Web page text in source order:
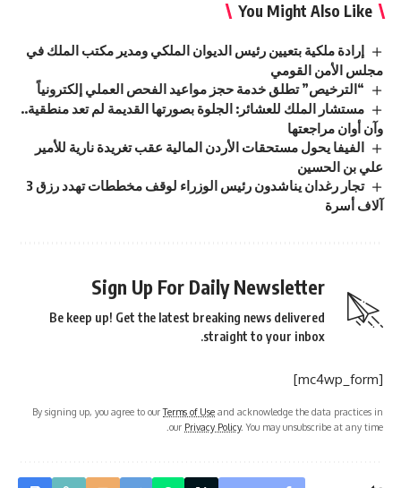
You Might Also Like
إرادة ملكية بتعيين رئيس الديوان الملكي ومدير مكتب الملك في
مجلس الأمن القومي
“الترخيص” تطلق خدمة حجز مواعيد الفحص العملي إلكترونياً
مستشار الملك للعشائر: الجلوة بصورتها القديمة لم تعد منطقية..
وآن أوان مراجعتها
الفيفا يحول مستحقات الأردن المالية عقب تغريدة نارية للأمير
علي بن الحسين
تجار رغدان يناشدون رئيس الوزراء لوقف مخططات تهدد رزق 3
آلاف أسرة
Sign Up For Daily Newsletter
Be keep up! Get the latest breaking news delivered
straight to your inbox.
[mc4wp_form]
By signing up, you agree to ourTerms of Use and acknowledge the data practices in
our Privacy Policy. You may unsubscribe at any time.